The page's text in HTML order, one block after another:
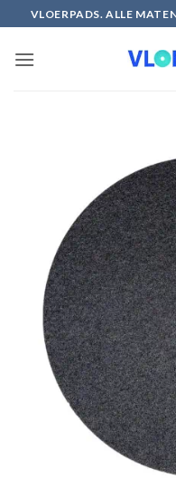
naar
inhoud
VLOERPADS. ALLE